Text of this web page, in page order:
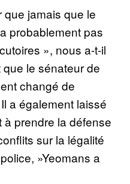
que jamais que le
probablement pas
», nous a-t-il
le sénateur de
changé de
a également laissé
à prendre la défense
sur la légalité
»Yeomans a